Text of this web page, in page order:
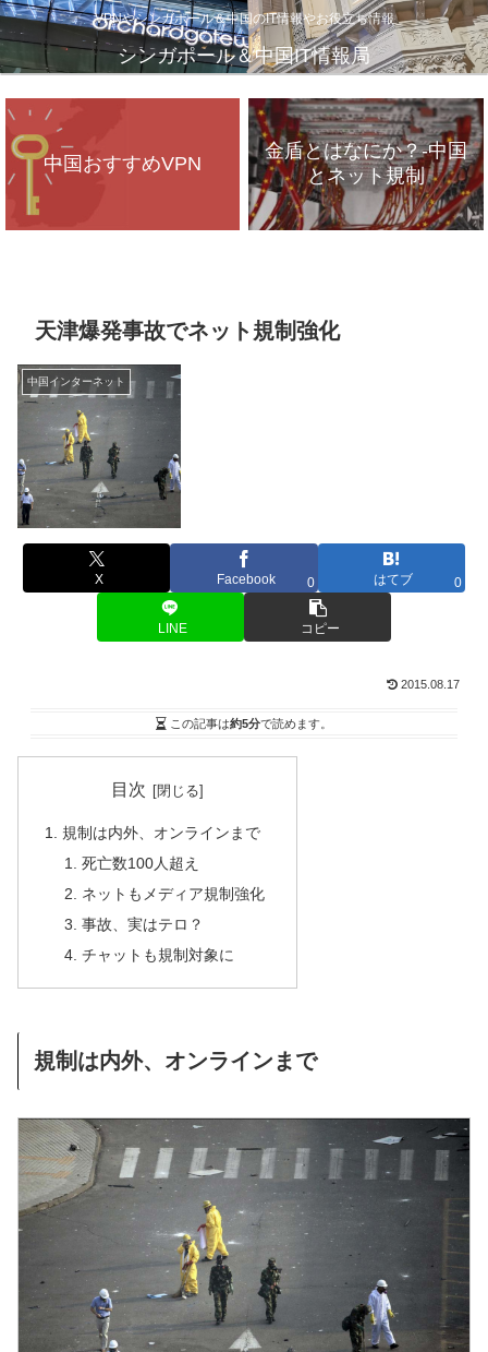
VPNやシンガポール＆中国のIT情報やお役立ち情報
シンガポール＆中国IT情報局
中国おすすめVPN
金盾とはなにか？-中国
とネット規制
天津爆発事故でネット規制強化
中国インターネット
X Facebook 0 はてブ 0
LINE コピー
2015.08.17
この記事は約5分で読めます。
目次
規制は内外、オンラインまで
死亡数100人超え
ネットもメディア規制強化
事故、実はテロ？
チャットも規制対象に
規制は内外、オンラインまで